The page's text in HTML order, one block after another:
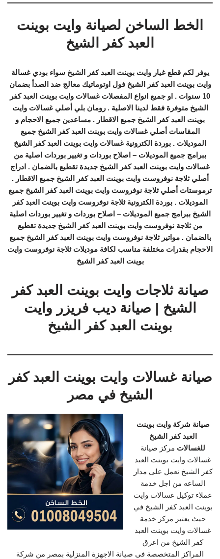
الخط الساخن لصيانة وايت بوينت
العبد كفر الشيخ
يوفر لكم قطع غيار وايت بوينت العبد كفر الشيخ سواء بودي غسالة
وايت بوينت العبد كفر الشيخ فول اوتوماتيك معالج ضد الصدأ بضمان
10 سنوات . او جميع انواع المفصلات غسالات وايت بوينت العبد كفر
الشيخ متوفرة فقط لدينا الاصلية . رومان بلي أصلي غسالات وايت
بوينت العبد كفر الشيخ جميع الاقطار . مساعدين جميع الاحجام و
المقاسات أصلي غسالات وايت بوينت العبد كفر الشيخ جميع
الموديلات . بوردة الكترونية غسالات وايت بوينت العبد كفر الشيخ
ببرامج جميع الموديلات – اصلاح بوردات و تغيير بوردات اصلية من
غسالات وايت بوينت العبد كفر الشيخ جديدة تقطيع بالضمان . ادراج
أصلي ثلاجة نوفروست وايت بوينت العبد كفر الشيخ جميع الاقطار .
ترموستات أصلي ثلاجة نوفروست وايت بوينت العبد كفر الشيخ جميع
الموديلات . بوردة الكترونية ثلاجة نوفروست وايت بوينت العبد كفر
الشيخ ببرامج جميع الموديلات – اصلاح بوردات و تغيير بوردات اصلية
من ثلاجة نوفروست وايت بوينت العبد كفر الشيخ جديدة تقطيع
بالضمان . مواتير ثلاجة نوفروست وايت بوينت العبد كفر الشيخ جميع
الاحجام بقدرات مختلفة مناسب لكافة موديلات ثلاجة نوفروست وايت
بوينت العبد كفر الشيخ
صيانة ثلاجات وايت بوينت العبد كفر
الشيخ | صيانة ديب فريزر وايت
بوينت العبد كفر الشيخ
صيانة غسالات وايت بوينت العبد كفر
الشيخ في مصر
صيانة شركة وايت بوينت
العبد كفر الشيخ
للغسالات مركز صيانة
غسالات وايت بوينت العبد
كفر الشيخ نعمل على مدار
الساعه من اجل خدمة
عملاء توكيل غسالات وايت
بوينت العبد كفر الشيخ في
حيث يعتبر مركز خدمة
غسالات وايت بوينت العبد
كفر الشيخ من اعرق
المراكز المتخصصة فى صيانة الاجهزة المنزلية بمصر من شركة